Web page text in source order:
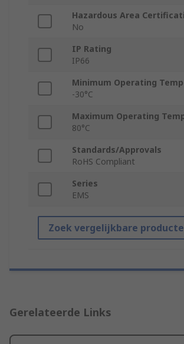
Hazardous Area
No
IP Rating
IP66
Minimum Operating
-30°C
Maximum Operating
80°C
Standards/Approvals
RoHS Compliant
Series
EMS
Zoek vergelijkbare
Gerelateerde Links